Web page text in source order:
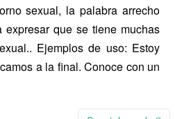
sexual, la palabra arrecho
expresar que se tiene muchas
Ejemplos de uso: Estoy
a la final. Conoce con un